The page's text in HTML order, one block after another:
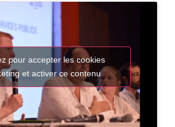
pour accepter les cookies
et activer ce contenu